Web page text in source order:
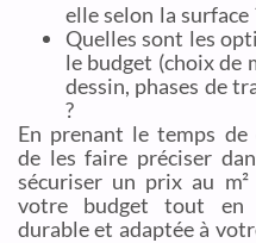
elle selon la surface
Quelles sont les
le budget (choix de
dessin, phases de
?
En prenant le temps
de les faire préciser
sécuriser un prix au
votre budget tout en
durable et adaptée à